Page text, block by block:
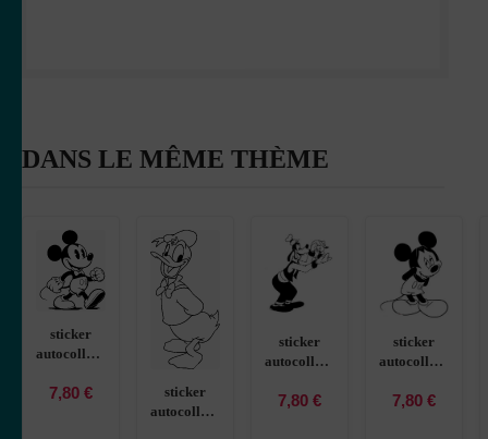
DANS LE MÊME THÈME
sticker
autocollant
Mickey
7,80 €
sticker
autocollant
sticker
autocollant
dingo 2
7,80 €
sticker
autocollant
Disney
7,80 €